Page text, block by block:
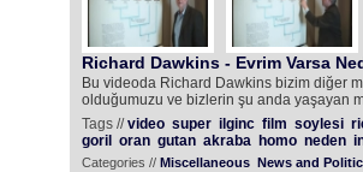
Richard Dawkins - Evrim Varsa
Bu videoda Richard Dawkins bizim diğer
olduğumuzu ve bizlerin şu anda yaşayan
Tags //video super ilginc film soylesi
goril
oran gutan akraba homo neden
Categories // Miscellaneous News and